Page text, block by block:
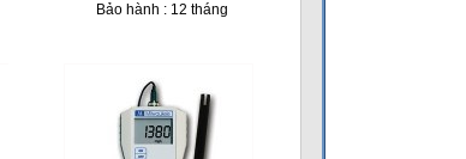
Bảo hành : 12 tháng